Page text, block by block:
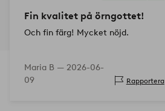
Fin kvalitet på örngottet!
Och fin färg! Mycket nöjd.
Maria B — 2026-06-
09
Rapportera